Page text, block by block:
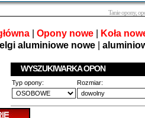
Tanie opony,
| Opony nowe|
Koła
aluminiowe nowe|
WYSZUKIWARKA OPON
Typ opony: Rozmiar: